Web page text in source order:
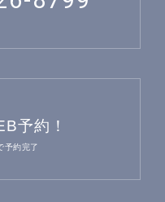
予約！
予約完了